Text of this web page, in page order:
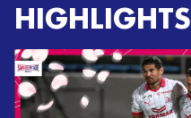
HIGHLIGHTS